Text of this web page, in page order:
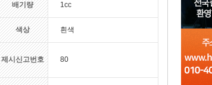
배기량 1cc
색상 흰색
제시신고번호 80